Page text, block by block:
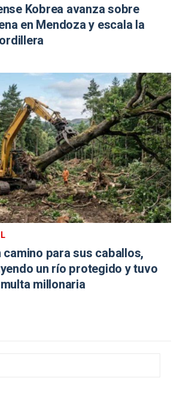
Kobrea avanza sobre
en Mendoza y escala la
camino para sus caballos,
un río protegido y tuvo
millonaria